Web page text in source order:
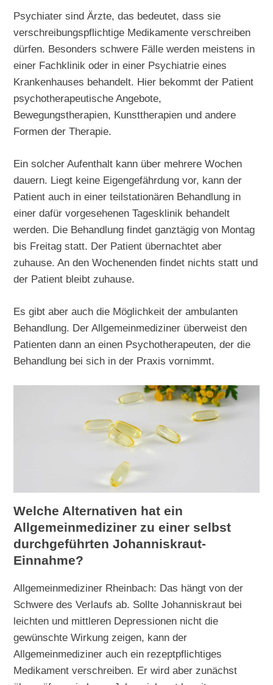
Psychiater sind Ärzte, das bedeutet, dass sie
verschreibungspflichtige Medikamente verschreiben
dürfen. Besonders schwere Fälle werden meistens in
einer Fachklinik oder in einer Psychiatrie eines
Krankenhauses behandelt. Hier bekommt der Patient
psychotherapeutische Angebote,
Bewegungstherapien, Kunsttherapien und andere
Formen der Therapie.
Ein solcher Aufenthalt kann über mehrere Wochen
dauern. Liegt keine Eigengefährdung vor, kann der
Patient auch in einer teilstationären Behandlung in
einer dafür vorgesehenen Tagesklinik behandelt
werden. Die Behandlung findet ganztägig von Montag
bis Freitag statt. Der Patient übernachtet aber
zuhause. An den Wochenenden findet nichts statt und
der Patient bleibt zuhause.
Es gibt aber auch die Möglichkeit der ambulanten
Behandlung. Der Allgemeinmediziner überweist den
Patienten dann an einen Psychotherapeuten, der die
Behandlung bei sich in der Praxis vornimmt.
Welche Alternativen hat ein
Allgemeinmediziner zu einer selbst
durchgeführten Johanniskraut-
Einnahme?
Allgemeinmediziner Rheinbach: Das hängt von der
Schwere des Verlaufs ab. Sollte Johanniskraut bei
leichten und mittleren Depressionen nicht die
gewünschte Wirkung zeigen, kann der
Allgemeinmediziner auch ein rezeptpflichtiges
Medikament verschreiben. Er wird aber zunächst